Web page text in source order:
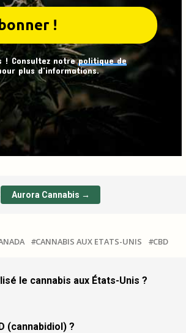
! Consultez notrepolitique de
plus d’informations.
Aurora Cannabis →
CANNABIS AUX ETATS-UNIS CBD
le cannabis aux États-Unis ?
(cannabidiol) ?